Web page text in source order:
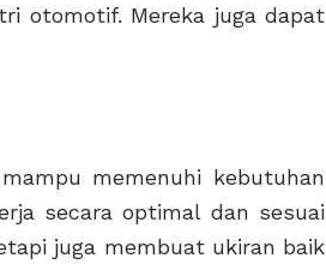
otomotif. Mereka juga dapat
memenuhi kebutuhan
secara optimal dan sesuai
juga membuat ukiran baik